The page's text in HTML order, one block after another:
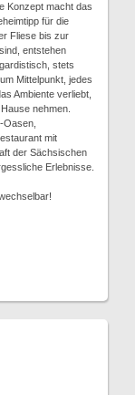
Konzept macht das
für die
Fliese bis zur
entstehen
stets
Mittelpunkt, jedes
Ambiente verliebt,
nehmen.
-Oasen,
mit
der Sächsischen
Erlebnisse.